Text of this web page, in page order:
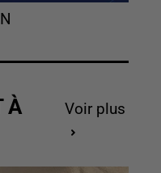
À
Voir plus